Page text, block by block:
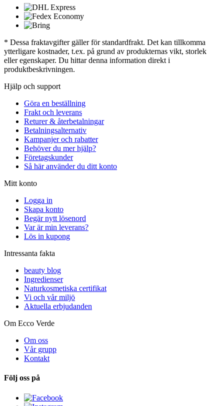
* Dessa fraktavgifter gäller för standardfrakt. Det kan tillkomma
ytterligare kostnader, t.ex. på grund av produkternas vikt, storlek
eller egenskaper. Du hittar denna information direkt i
produktbeskrivningen.
Hjälp och support
Göra en beställning
Frakt och leverans
Returer & återbetalningar
Betalningsalternativ
Kampanjer och rabatter
Behöver du mer hjälp?
Företagskunder
Så här använder du ditt konto
Mitt konto
Logga in
Skapa konto
Begär nytt lösenord
Var är min leverans?
Lös in kupong
Intressanta fakta
beauty blog
Ingredienser
Naturkosmetiska certifikat
Vi och vår miljö
Aktuella erbjudanden
Om Ecco Verde
Om oss
Vår grupp
Kontakt
Följ oss på